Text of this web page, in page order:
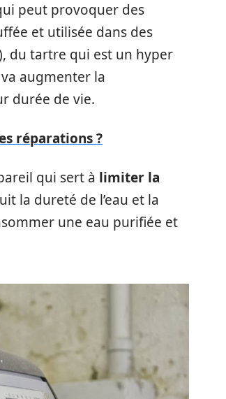
peut provoquer des
et utilisée dans des
du tartre qui est un hyper
augmenter la
durée de vie.
réparations ?
qui sert à limiter la
la dureté de l’eau et la
une eau purifiée et